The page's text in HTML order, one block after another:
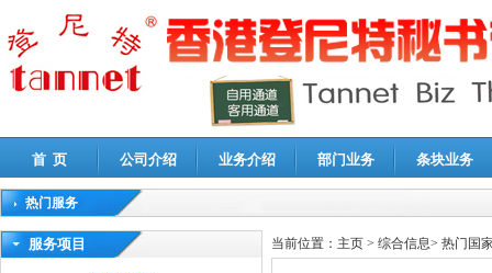
首 页 公司介绍 业务介绍 部门业务 条块业务
热门服务
高新技术企业认定审计|企业所得税汇算清缴申报鉴证
服务项目 当前位置： 主页 > 综合信息> 热门国